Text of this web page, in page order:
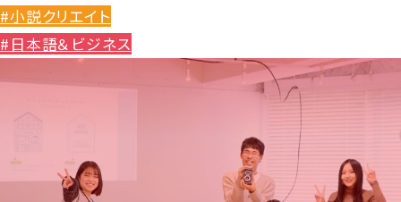
#小説クリエイト
#日本語＆ビジネス